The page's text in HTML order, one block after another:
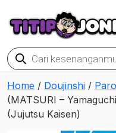
Products
search
Home / Doujinshi /
(MATSURI –
(Jujutsu Kaisen)